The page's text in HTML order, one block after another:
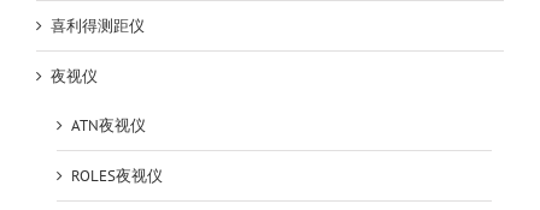
喜利得测距仪
夜视仪
ATN夜视仪
ROLES夜视仪